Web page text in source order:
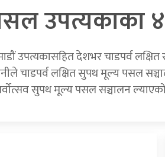
उपत्यकाका ४
उपत्यकासहित देशभर चाडपर्व
चाडपर्व लक्षित सुपथ मूल्य पसल
सुपथ मूल्य पसल सञ्चालन